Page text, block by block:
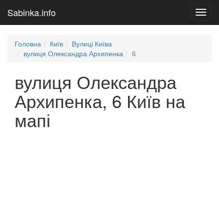
Sabinka.info
Головна Київ
Вулиці Київа
вулиця Олександра Архипенка
6
вулиця Олександра
Архипенка, 6 Київ на
мапі